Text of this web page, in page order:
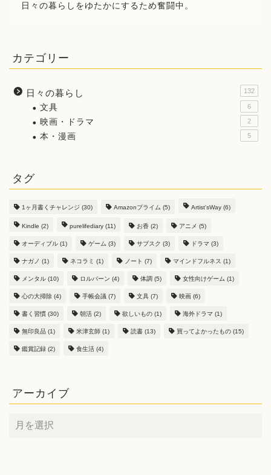
日々の暮らしをゆたかにするため奮闘中。
カテゴリー
日々の暮らし 132
文具 6
映画・ドラマ 2
本・漫画 5
タグ
1ヶ月書くチャレンジ (30) Amazonプライム (5) Artist'sWay (6)
Kindle (2) purelifediary (11) お香 (2) アニメ (5)
オーディブル (1) ゲーム (3) サブスク (3) ドラマ (3)
ナガノ (1) ネコラミ (1) ノート (7) マインドフルネス (1)
メンタル (10) ロルバーン (4) 体調 (5) 女性向けゲーム (1)
心の大掃除 (4) 手帳会議 (7) 文具 (7) 映画 (6)
書く習慣 (30) 朝活 (2) 欲しいもの (1) 海外ドラマ (1)
無印良品 (1) 米津玄師 (1) 読書 (13) 買ってよかったもの (15)
鑑賞記録 (2) 食生活 (4)
アーカイブ
ア
ー